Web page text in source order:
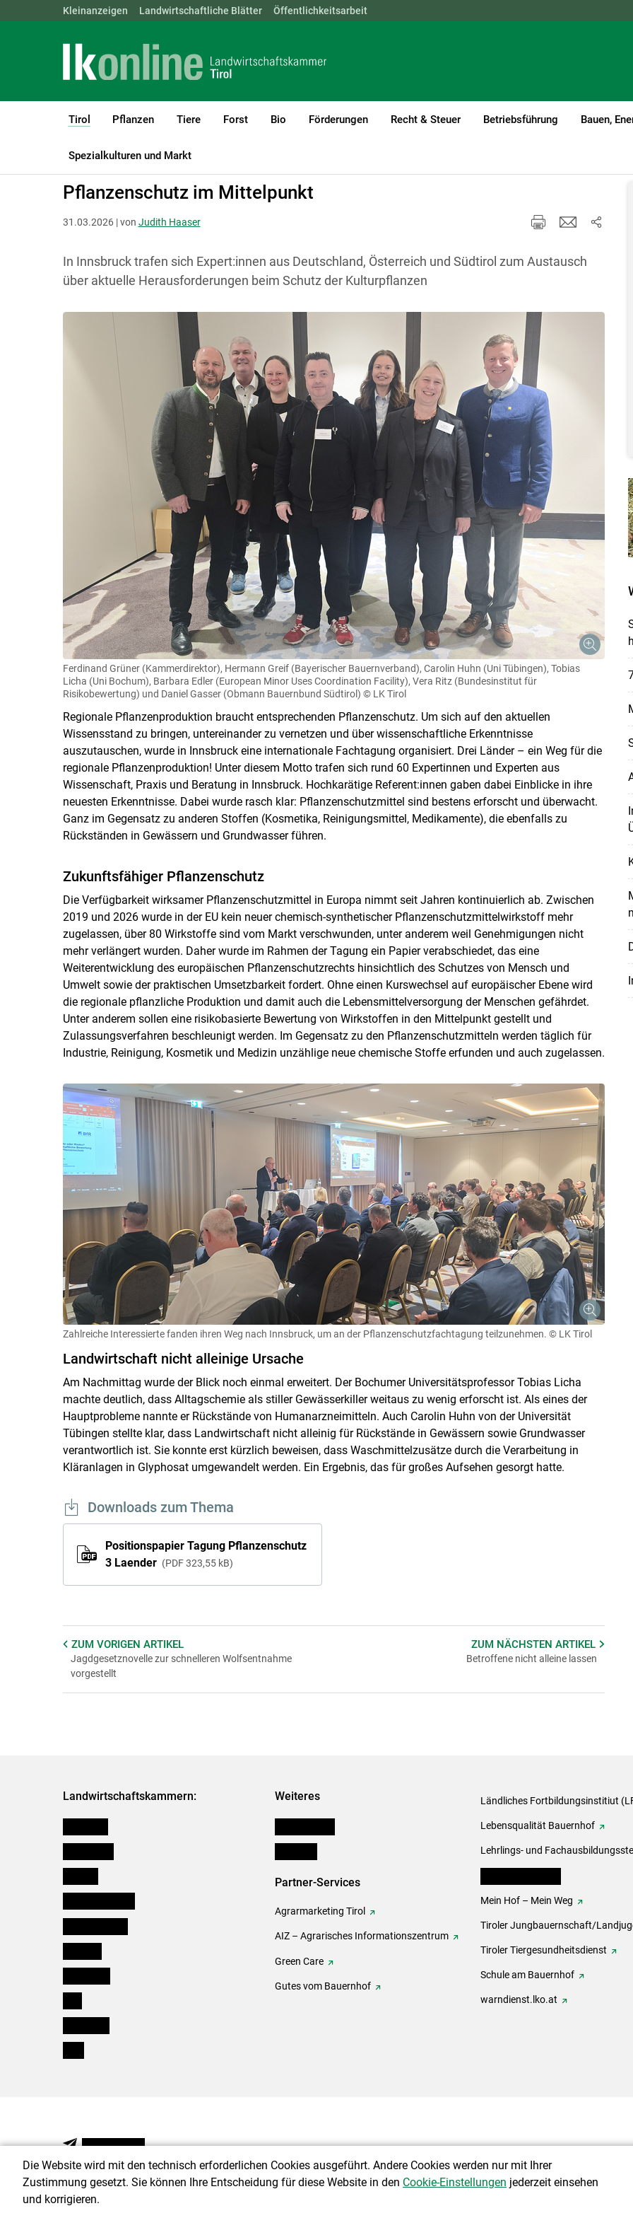
Skip to main content
Landwirtschaftskammern: ÖSTERREICH BGLD KTN NÖ OÖ
Kleinanzeigen Landwirtschaftliche Blätter Öffentlichkeitsarbeit
Tirol
(current)1
Pflanzen Tiere Forst Bio Förderungen Recht & Steuer Betriebsführung Bauen,
Spezialkulturen und Markt
LK Tirol Tirol Aktuelles
Pflanzenschutz im Mittelpunkt
31.03.2026 | von Judith Haaser
In Innsbruck trafen sich Expert:innen aus Deutschland, Österreich und Südtirol zum Austausch
über aktuelle Herausforderungen beim Schutz der Kulturpflanzen
Ferdinand Grüner (Kammerdirektor), Hermann Greif (Bayerischer Bauernverband), Carolin Huhn (Uni Tübingen), Tobias
Licha (Uni Bochum), Barbara Edler (European Minor Uses Coordination Facility), Vera Ritz (Bundesinstitut für
Risikobewertung) und Daniel Gasser (Obmann Bauernbund Südtirol) © LK Tirol
Regionale Pflanzenproduktion braucht entsprechenden Pflanzenschutz. Um sich auf den aktuellen
Wissensstand zu bringen, untereinander zu vernetzen und über wissenschaftliche Erkenntnisse
auszutauschen, wurde in Innsbruck eine internationale Fachtagung organisiert. Drei Länder – ein Weg für die
regionale Pflanzenproduktion! Unter diesem Motto trafen sich rund 60 Expertinnen und Experten aus
Wissenschaft, Praxis und Beratung in Innsbruck. Hochkarätige Referent:innen gaben dabei Einblicke in ihre
neuesten Erkenntnisse. Dabei wurde rasch klar: Pflanzenschutzmittel sind bestens erforscht und überwacht.
Ganz im Gegensatz zu anderen Stoffen (Kosmetika, Reinigungsmittel, Medikamente), die ebenfalls zu
Rückständen in Gewässern und Grundwasser führen.
Zukunftsfähiger Pflanzenschutz
Die Verfügbarkeit wirksamer Pflanzenschutzmittel in Europa nimmt seit Jahren kontinuierlich ab. Zwischen
2019 und 2026 wurde in der EU kein neuer chemisch-synthetischer Pflanzenschutzmittelwirkstoff mehr
zugelassen, über 80 Wirkstoffe sind vom Markt verschwunden, unter anderem weil Genehmigungen nicht
mehr verlängert wurden. Daher wurde im Rahmen der Tagung ein Papier verabschiedet, das eine
Weiterentwicklung des europäischen Pflanzenschutzrechts hinsichtlich des Schutzes von Mensch und
Umwelt sowie der praktischen Umsetzbarkeit fordert. Ohne einen Kurswechsel auf europäischer Ebene wird
die regionale pflanzliche Produktion und damit auch die Lebensmittelversorgung der Menschen gefährdet.
Unter anderem sollen eine risikobasierte Bewertung von Wirkstoffen in den Mittelpunkt gestellt und
Zulassungsverfahren beschleunigt werden. Im Gegensatz zu den Pflanzenschutzmitteln werden täglich für
Industrie, Reinigung, Kosmetik und Medizin unzählige neue chemische Stoffe erfunden und auch zugelassen.
Zahlreiche Interessierte fanden ihren Weg nach Innsbruck, um an der Pflanzenschutzfachtagung teilzunehmen. © LK Tirol
Landwirtschaft nicht alleinige Ursache
Am Nachmittag wurde der Blick noch einmal erweitert. Der Bochumer Universitätsprofessor Tobias Licha
machte deutlich, dass Alltagschemie als stiller Gewässerkiller weitaus zu wenig erforscht ist. Als eines der
Hauptprobleme nannte er Rückstände von Humanarzneimitteln. Auch Carolin Huhn von der Universität
Tübingen stellte klar, dass Landwirtschaft nicht alleinig für Rückstände in Gewässern sowie Grundwasser
verantwortlich ist. Sie konnte erst kürzlich beweisen, dass Waschmittelzusätze durch die Verarbeitung in
Kläranlagen in Glyphosat umgewandelt werden. Ein Ergebnis, das für großes Aufsehen gesorgt hatte.
Downloads zum Thema
Positionspapier Tagung Pflanzenschutz
3 Laender
PDF 323,55 kB
ZUM VORIGEN ARTIKEL
Jagdgesetznovelle zur schnelleren Wolfsentnahme
vorgestellt
ZUM NÄCHSTENARTIKEL
Betroffene nicht alleine lassen
Landwirtschaftskammern: Weiteres
Partner-Services
Agrarmarketing Tirol
AIZ – Agrarisches Informationszentrum
Green Care
Gutes vom Bauernhof
Ländliches Fortbildungsinstitiut
Lebensqualität Bauernhof
Lehrlings- und
Mein Hof – Mein Weg
Tiroler Jungbauernschaft/
Tiroler Tiergesundheitsdienst
Schule am Bauernhof
warndienst.lko.at
NEWSLETTER
Die Website wird mit den technisch erforderlichen Cookies ausgeführt. Andere Cookies werden nur mit Ihrer
Zustimmung gesetzt. Sie können Ihre Entscheidung für diese Website in den Cookie-Einstellungen jederzeit einsehen
und korrigieren.